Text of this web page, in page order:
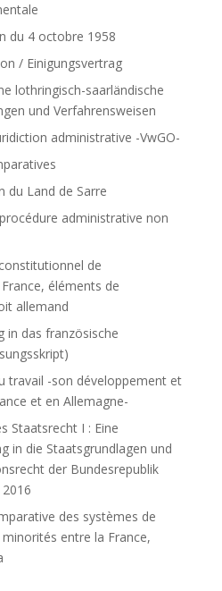
du 4 octobre 1958
/ Einigungsvertrag
lothringisch-saarländische
und Verfahrensweisen
administrative -VwGO-
du Land de Sarre
administrative non
de
éléments de
allemand
in das französische
travail -son développement et
et en Allemagne-
Staatsrecht I : Eine
in die Staatsgrundlagen und
der Bundesrepublik
des systèmes de
entre la France,